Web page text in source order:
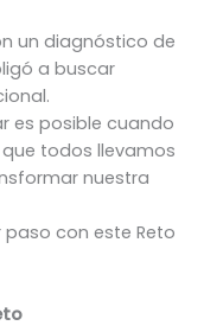
un diagnóstico de
a buscar
es posible cuando
todos llevamos
nuestra
paso con este Reto